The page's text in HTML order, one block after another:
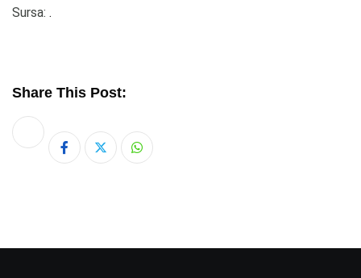
Sursa: .
Share This Post:
Whatsapp